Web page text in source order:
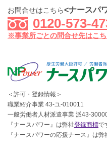
お問合せはこちら<ナースパ
0120-573-
※事業所ごとの問合せ先はこ
＜許可・登録情報＞
職業紹介事業 43-ユ-010011
一般労働者人材派遣事業 派43-
『ナースパワー』は弊社登録商標で
『ナースパワーの応援ナース』は弊